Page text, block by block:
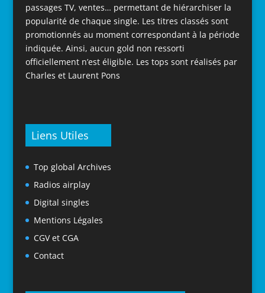
passages TV, ventes… permettant de hiérarchiser la
popularité de chaque single. Les titres classés sont
promotionnés au moment correspondant à la période
indiquée. Ainsi, aucun gold non ressorti
officiellement n’est éligible. Les tops sont réalisés par
Charles et Laurent Pons
Liens Utiles
Top global Archives
Radios airplay
Digital singles
Mentions Légales
CGV et CGA
Contact